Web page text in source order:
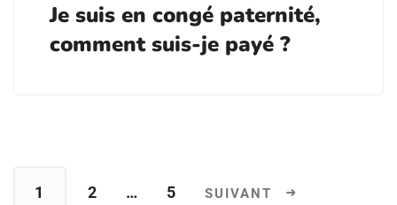
Je suis en congé paternité,
comment suis-je payé ?
1 2 … 5